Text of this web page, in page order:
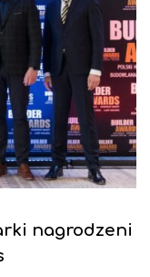
nagrodzeni